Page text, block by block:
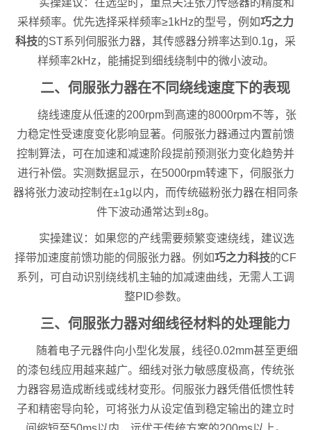
实操建议：在选型时，重点关注张力传感器的精度和
采样频率。优先选择采样频率≥1kHz的型号，例如巧之力
科技的ST系列伺服张力器，其传感器分辨率达到0.1g，采
样频率2kHz，能捕捉到细线绕制中的微小波动。
二、伺服张力器在不同绕线速度下的表现
绕线速度从低速的200rpm到高速的8000rpm不等，张
力稳定性受速度变化影响显著。伺服张力器通过内置前馈
控制算法，可在加速和减速阶段提前预测张力变化趋势并
进行补偿。实测数据显示，在5000rpm转速下，伺服张力
器将张力波动控制在±1g以内，而传统磁粉张力器在相同条
件下波动通常达到±8g。
实操建议：如果您的产线需要频繁变速绕线，建议选
择带加速度前馈功能的伺服张力器。例如巧之力科技的CF
系列，可自动识别绕线机主轴的加减速曲线，无需人工调
整PID参数。
三、伺服张力器对细线径材料的处理能力
随着电子元器件向小型化发展，线径0.02mm甚至更细
的漆包线应用越来越广。细线对张力敏感度极高，传统张
力器容易造成断线或线材变形。伺服张力器凭借低惯性转
子和精密导向轮，可将张力从设定值到稳定输出的建立时